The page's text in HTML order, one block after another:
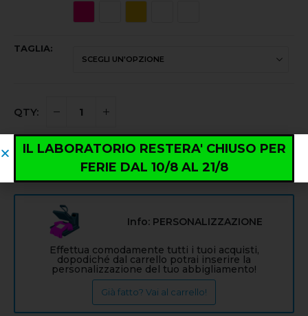
TAGLIA
AGGIUNGI AL CARRELLO
Info: PERSONALIZZAZIONE
Effettua comodamente tutti i tuoi acquisti,
dopodiché dal carrello potrai inserire la
personalizzazione del tuo abbigliamento!
Già fatto? Vai al carrello!
IL LABORATORIO RESTERA' CHIUSO PER
FERIE DAL 10/8 AL 21/8